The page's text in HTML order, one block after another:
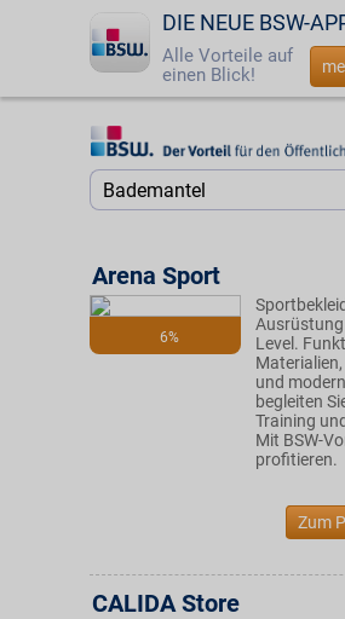
DIE NEUE BSW-
Alle Vorteile auf
einen Blick!
Startseite
☎ 0800 - 279 25 82
Startseite
6%
Arena Sport
Level.
und
begleiten
Training
Mit BSW-
profitieren.
Zum
CALIDA Store